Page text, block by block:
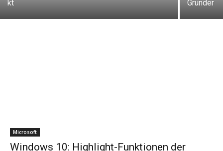
kt
Gründer
Microsoft
Windows 10: Highlight-Funktionen der